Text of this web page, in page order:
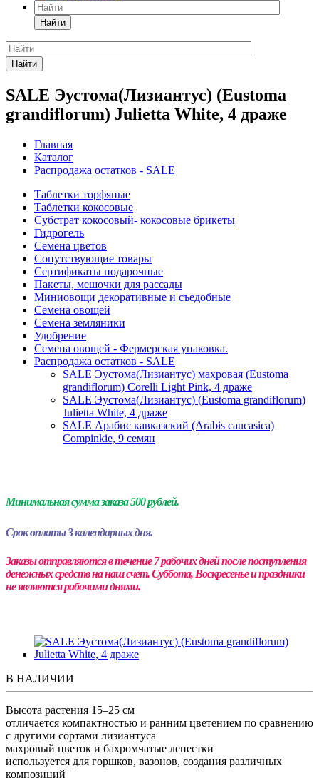
Найти
Найти
SALE Эустома(Лизиантус) (Eustoma
grandiflorum) Julietta White, 4 драже
Главная
Каталог
Распродажа остатков - SALE
Таблетки торфяные
Таблетки кокосовые
Субстрат кокосовый- кокосовые брикеты
Гидрогель
Семена цветов
Сопутствующие товары
Сертификаты подарочные
Пакеты, мешочки для рассады
Миниовощи декоративные и съедобные
Семена овощей
Семена земляники
Удобрение
Семена овощей - Фермерская упаковка.
Распродажа остатков - SALE
SALE Эустома(Лизиантус) махровая (Eustoma
grandiflorum) Corelli Light Pink, 4 драже
SALE Эустома(Лизиантус) (Eustoma grandiflorum)
Julietta White, 4 драже
SALE Арабис кавказский (Arabis caucasica)
Compinkie, 9 семян
Минимальная сумма заказа 500 рублей.
Срок оплаты 3 календарных дня.
Заказы отправляются в течение 7 рабочих дней после поступления
денежных средств на наш счет.Суббота, Воскресенье и праздники
не являются рабочими днями.
В НАЛИЧИИ
Высота растения 15–25 см
отличается компактностью и ранним цветением по сравнению
с другими сортами лизиантуса
махровый цветок и бахромчатые лепестки
используется для горшков, вазонов, создания различных
композиций